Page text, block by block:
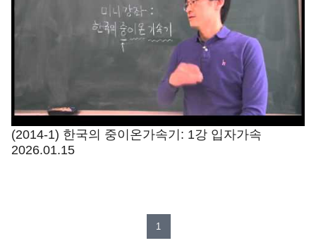
(2014-1) 한국의 중이온가속기: 1강 입자가속
2026.01.15
1